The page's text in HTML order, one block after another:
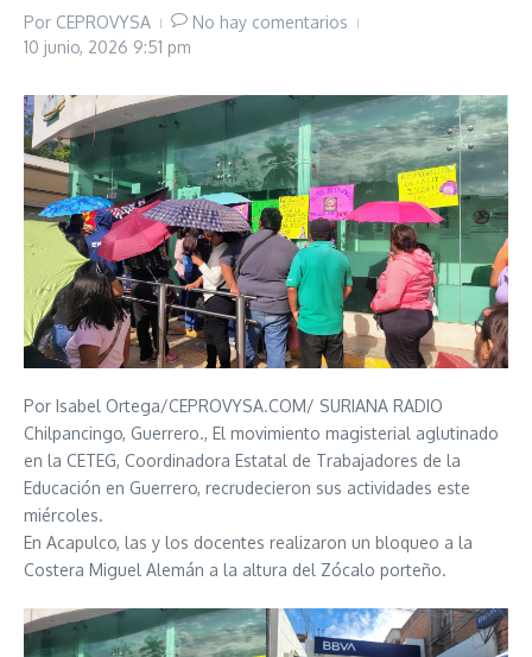
Por CEPROVYSA
No hay comentarios
10 junio, 2026 9:51 pm
Por Isabel Ortega/CEPROVYSA.COM/ SURIANA RADIO
Chilpancingo, Guerrero., El movimiento magisterial aglutinado
en la CETEG, Coordinadora Estatal de Trabajadores de la
Educación en Guerrero, recrudecieron sus actividades este
miércoles.
En Acapulco, las y los docentes realizaron un bloqueo a la
Costera Miguel Alemán a la altura del Zócalo porteño.